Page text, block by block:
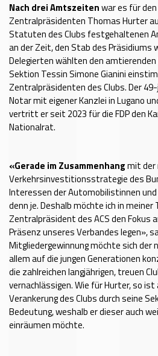
Nach drei Amtszeitenwar es für
Zentralpräsidenten Thomas Hurter
Statuten des Clubs festgehaltenen
an der Zeit, den Stab des Präsidiums
Delegierten wählten den amtierenden
Sektion Tessin Simone Gianini
Zentralpräsidenten des Clubs. Der
Notar mit eigener Kanzlei in Lugano
vertritt er seit 2023 für die FDP den
Nationalrat.
«Gerade im Zusammenhangmit der
Verkehrsinvestitionsstrategie des
Interessen der Automobilistinnen
denn je. Deshalb möchte ich in
Zentralpräsident des ACS den Fokus
Präsenz unseres Verbandes legen»,
Mitgliedergewinnung möchte sich
allem auf die jungen Generationen
die zahlreichen langjährigen, treuen
vernachlässigen. Wie für Hurter, so ist
Verankerung des Clubs durch seine
Bedeutung, weshalb er dieser auch
einräumen möchte.